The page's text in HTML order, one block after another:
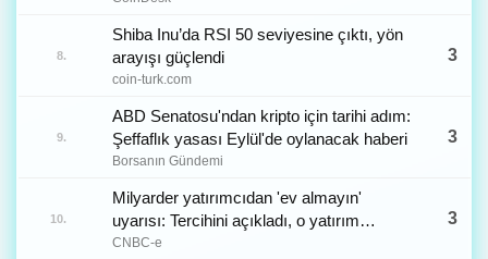
8.
Shiba Inu’da RSI 50 seviyesine çıktı, yön
arayışı güçlendi
coin-turk.com
3
9.
ABD Senatosu'ndan kripto için tarihi adım:
Şeffaflık yasası Eylül'de oylanacak haberi
Borsanın Gündemi
3
10.
Milyarder yatırımcıdan 'ev almayın'
uyarısı: Tercihini açıkladı, o yatırım
aracını işaret etti
CNBC-e
3